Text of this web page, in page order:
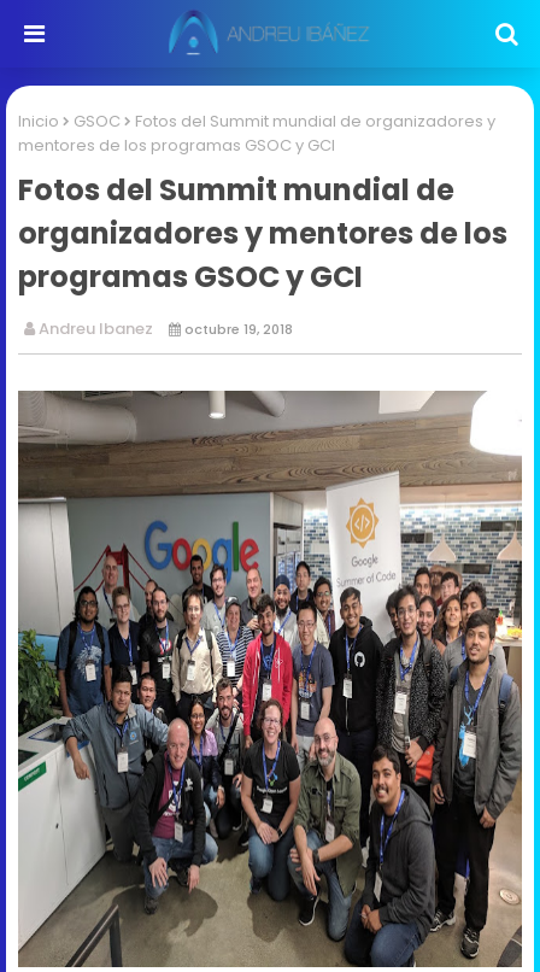
Inicio GSOC
Fotos del Summit mundial de organizadores y
mentores de los programas GSOC y GCI
Fotos del Summit mundial de
organizadores y mentores de los
programas GSOC y GCI
Andreu Ibanez octubre 19, 2018